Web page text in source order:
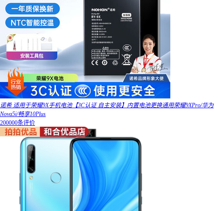
诺希 适用于荣耀9X手机电池【3C认证 自主安装】内置电池更换通用荣耀9XPro/华为
Nova5i/畅享10Plus
200000条评价